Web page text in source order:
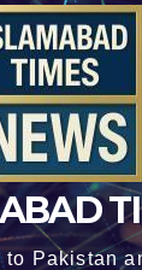
to Pakistan